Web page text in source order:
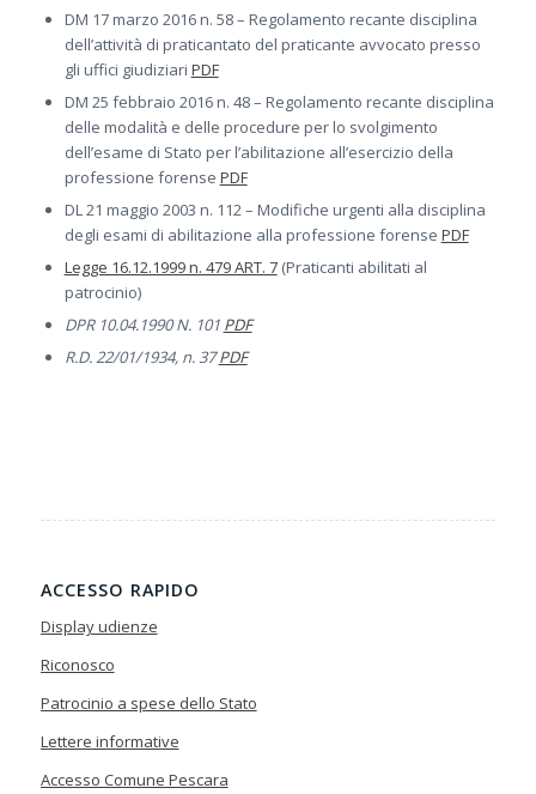
DM 17 marzo 2016 n. 58 – Regolamento recante disciplina
dell’attività di praticantato del praticante avvocato presso
gli uffici giudiziari PDF
DM 25 febbraio 2016 n. 48 – Regolamento recante disciplina
delle modalità e delle procedure per lo svolgimento
dell’esame di Stato per l’abilitazione all’esercizio della
professione forense PDF
DL 21 maggio 2003 n. 112 – Modifiche urgenti alla disciplina
degli esami di abilitazione alla professione forense PDF
Legge 16.12.1999 n. 479 ART. 7(Praticanti abilitati al
patrocinio)
DPR 10.04.1990 N. 101 PDF
R.D. 22/01/1934, n. 37PDF
ACCESSO RAPIDO
Display udienze
Riconosco
Patrocinio a spese dello Stato
Lettere informative
Accesso Comune Pescara